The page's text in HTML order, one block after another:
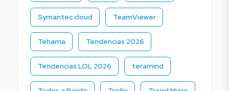
Symantec.cloud TeamViewer
Tehama Tendencias 2026
Tendencias LOL 2026 teramind